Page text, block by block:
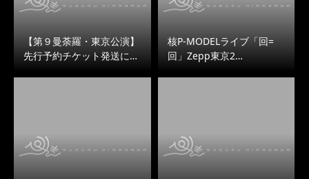
【第９曼荼羅・東京公演】
先行予約チケット発送に…
核P-MODELライブ「回=
回」Zepp東京2…